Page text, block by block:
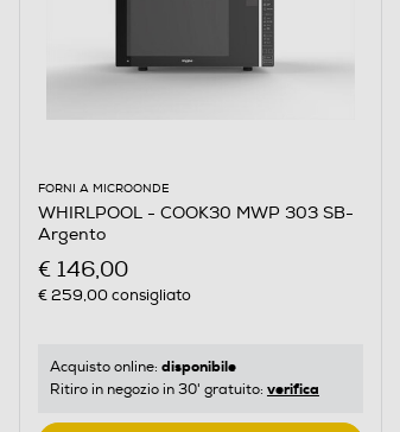
FORNI A MICROONDE
WHIRLPOOL - COOK30 MWP 303 SB-
Argento
€ 146,00
€ 259,00consigliato
Acquisto online: disponibile
Ritiro in negozio in 30' gratuito: verifica